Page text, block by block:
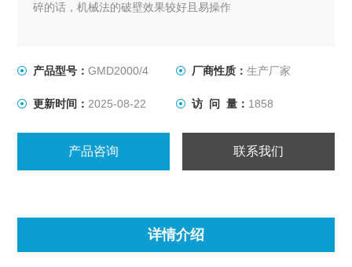
碎的话，机械法的破壁效果较好且易操作
产品型号：GMD2000/4 厂商性质： 生产厂家
更新时间： 2025-08-22 访 问 量： 1858
产品咨询 联系我们
详情介绍